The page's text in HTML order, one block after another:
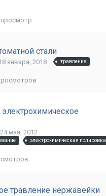
просмотр
стали
января, 2018 травление
24 мая, 2012
электрохимическая полировка
травление нержавейки